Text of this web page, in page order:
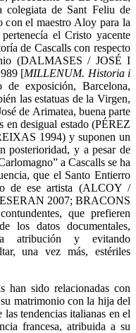
colegiata de Sant Feliu de
con el maestro Aloy para la
el Cristo yacente
de Cascalls con respecto
(DALMASES / JOSÉ I
[MILLENUM. Historia i
de exposición, Barcelona,
las estatuas de la Virgen,
de Arimatea, buena parte
en desigual estado (PÉREZ
1994) y suponen un
posterioridad, y a pesar de
a Cascalls se ha
que el Santo Entierro
de ese artista (ALCOY /
2007; BRACONS
que prefieren
los datos documentales,
atribución y evitando
una vez más, estériles
han sido relacionadas con
matrimonio con la hija del
tendencias italianas en el
francesa, atribuida a su